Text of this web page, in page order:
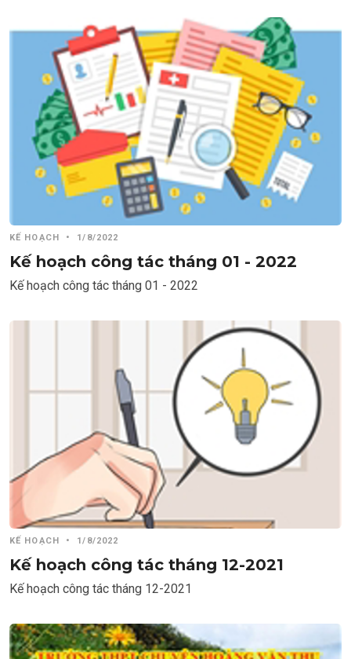
KẾ HOẠCH • 1/8/2022
Kế hoạch công tác tháng 01 - 2022
Kế hoạch công tác tháng 01 - 2022
KẾ HOẠCH • 1/8/2022
Kế hoạch công tác tháng 12-2021
Kế hoạch công tác tháng 12-2021